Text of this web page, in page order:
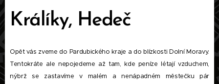
Králíky, Hedeč
Opět vás zveme do Pardubického kraje a do blízkosti Dolní Moravy.
Tentokráte ale nepojedeme až tam, kde peníze létají vzduchem,
nýbrž se zastavíme v malém a nenápadném městečku pár